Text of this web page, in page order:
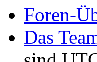
Foren-
Das